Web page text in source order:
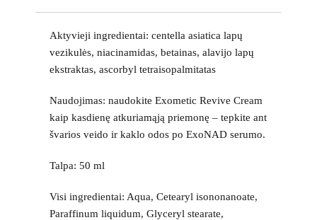
Aktyvieji ingredientai: centella asiatica lapų
vezikulės, niacinamidas, betainas, alavijo lapų
ekstraktas, ascorbyl tetraisopalmitatas
Naudojimas: naudokite Exometic Revive Cream
kaip kasdienę atkuriamąją priemonę – tepkite ant
švarios veido ir kaklo odos po ExoNAD serumo.
Talpa: 50 ml
Visi ingredientai: Aqua, Cetearyl isononanoate,
Paraffinum liquidum, Glyceryl stearate,